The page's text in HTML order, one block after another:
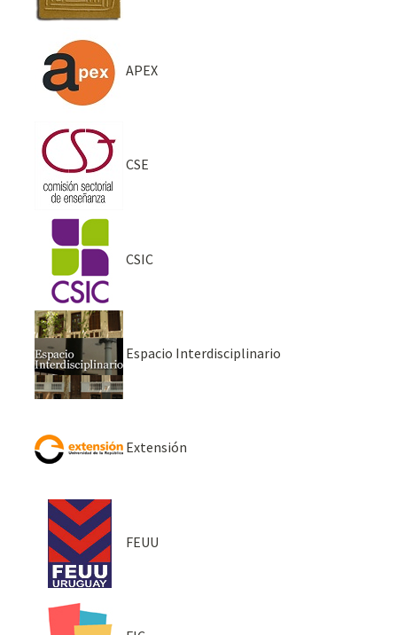
APEX
CSE
CSIC
Espacio Interdisciplinario
Extensión
FEUU